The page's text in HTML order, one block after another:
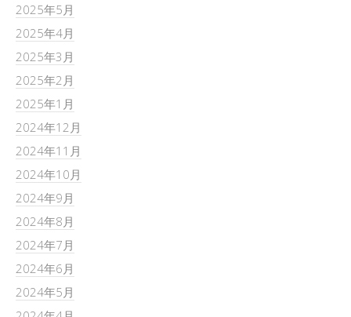
2025年5月
2025年4月
2025年3月
2025年2月
2025年1月
2024年12月
2024年11月
2024年10月
2024年9月
2024年8月
2024年7月
2024年6月
2024年5月